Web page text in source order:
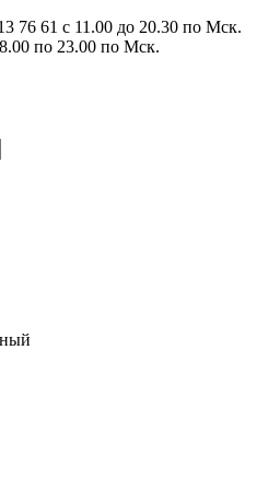
76 61 c 11.00 до 20.30 по Мcк.
по 23.00 по Мcк.